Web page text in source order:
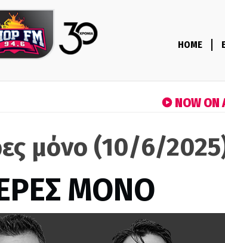
HOME
NOW ON
μόνο (10/6/
ΜΟΝΟ